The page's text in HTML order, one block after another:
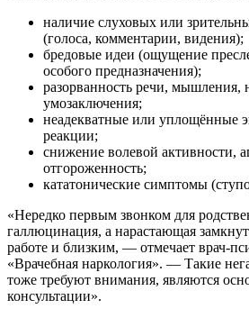
наличие слуховых или
(голоса, комментарии, видения);
бредовые идеи (ощущение
особого предназначения);
разорванность речи, мышления,
умозаключения;
неадекватные или уплощённые
реакции;
снижение волевой активности,
отгороженность;
кататонические симптомы
«Нередко первым звонком для
галлюцинация, а нарастающая
работе и близким, — отмечает врач-
«Врачебная наркология». — Такие
тоже требуют внимания, являются
консультации».